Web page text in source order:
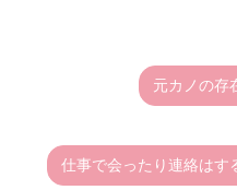
元カノの存
仕事で会ったり連絡はす